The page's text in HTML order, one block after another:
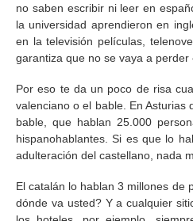
no saben escribir ni leer en
la universidad aprendieron en
en la televisión películas,
garantiza que no se vaya a perder
Por eso te da un poco de risa
valenciano o el bable. En Asturias
bable, que hablan 25.000
hispanohablantes. Si es que lo
adulteración del castellano, nada
El catalán lo hablan 3 millones de
dónde va usted? Y a cualquier